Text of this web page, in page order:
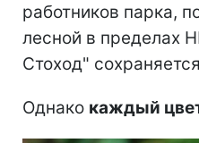
работников парка,
лесной в пределах
Стоход"
Однако каждый